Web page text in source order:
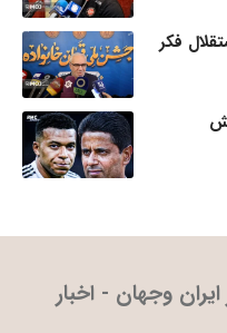
فکر
وجهان - اخبار